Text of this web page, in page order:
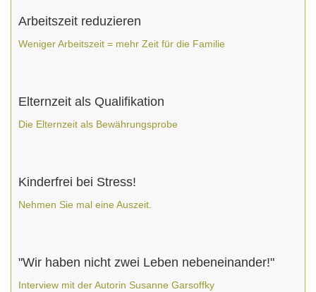
Arbeitszeit reduzieren
Weniger Arbeitszeit = mehr Zeit für die Familie
Elternzeit als Qualifikation
Die Elternzeit als Bewährungsprobe
Kinderfrei bei Stress!
Nehmen Sie mal eine Auszeit.
"Wir haben nicht zwei Leben nebeneinander!"
Interview mit der Autorin Susanne Garsoffky